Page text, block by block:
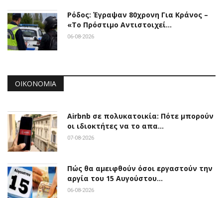
Ρόδος: Έγραψαν 80χρονη Για Κράνος –
«Το Πρόστιμο Αντιστοιχεί…
06-08-2026
ΟΙΚΟΝΟΜΊΑ
Airbnb σε πολυκατοικία: Πότε μπορούν
οι ιδιοκτήτες να το απα…
07-08-2026
Πώς θα αμειφθούν όσοι εργαστούν την
αργία του 15 Αυγούστου…
06-08-2026